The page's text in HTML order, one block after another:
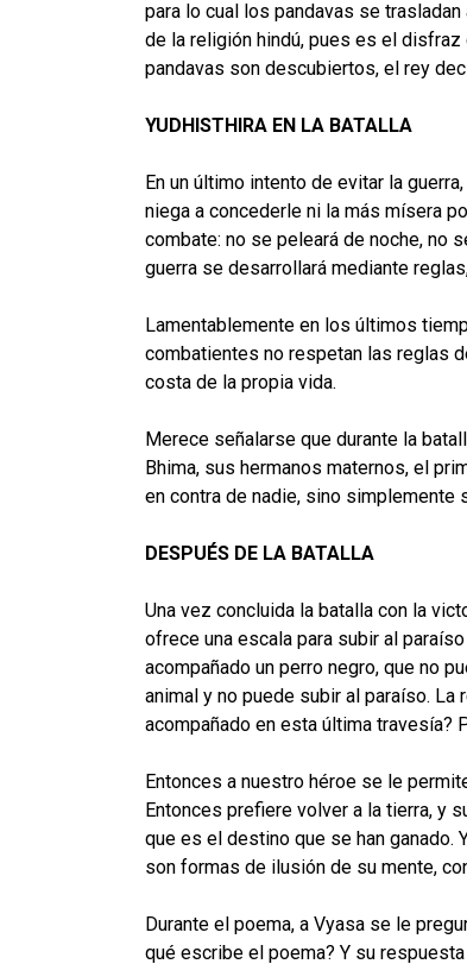
para lo cual los pandavas se
de la religión hindú, pues es el disfraz
pandavas son descubiertos, el rey
YUDHISTHIRA EN LA BATALLA
En un último intento de evitar la
niega a concederle ni la más mísera
combate: no se peleará de noche, no
guerra se desarrollará mediante
Lamentablemente en los últimos
combatientes no respetan las reglas
costa de la propia vida.
Merece señalarse que durante la
Bhima, sus hermanos maternos, el
en contra de nadie, sino simplemente
DESPUÉS DE LA BATALLA
Una vez concluida la batalla con la
ofrece una escala para subir al
acompañado un perro negro, que no
animal y no puede subir al paraíso. La
acompañado en esta última travesía?
Entonces a nuestro héroe se le
Entonces prefiere volver a la tierra, y
que es el destino que se han
son formas de ilusión de su mente,
Durante el poema, a Vyasa se le
qué escribe el poema? Y su